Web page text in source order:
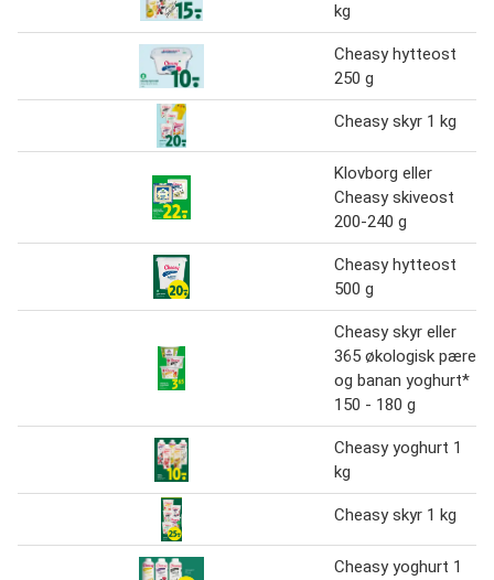
kg
Cheasy hytteost
250 g
Cheasy skyr 1 kg
Klovborg eller
Cheasy skiveost
200-240 g
Cheasy hytteost
500 g
Cheasy skyr eller
365 økologisk pære
og banan yoghurt*
150 - 180 g
Cheasy yoghurt 1
kg
Cheasy skyr 1 kg
Cheasy yoghurt 1